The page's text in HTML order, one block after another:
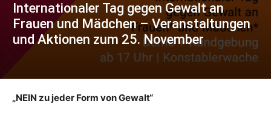
Internationaler Tag gegen Gewalt an
Frauen und Mädchen – Veranstaltungen
und Aktionen zum 25. November
„NEIN zu jeder Form von Gewalt“